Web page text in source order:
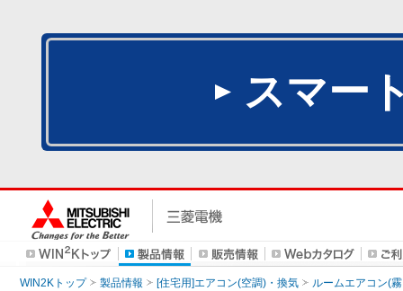
スマー
WIN2Kトップ 製品情報 [住宅用]エアコン(空調)・換気 ルームエアコン(